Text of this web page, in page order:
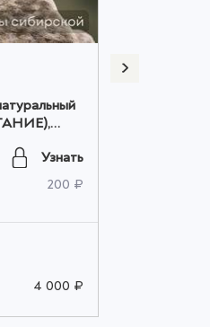
Узнать
200 ₽
4 000 ₽